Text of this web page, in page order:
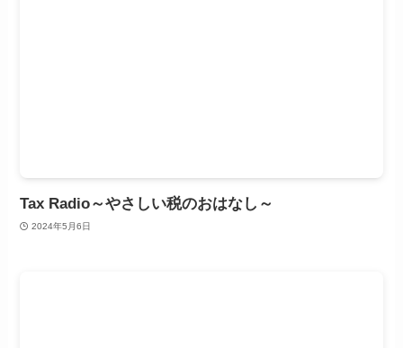
Tax Radio～やさしい税のおはなし～
2024年5月6日